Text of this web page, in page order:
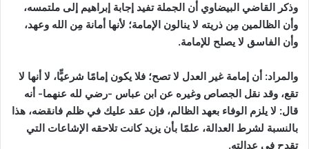
وذكر القاضي البيضاوي أن الجملة تفيد إجابة إبراهيم إلى ملتمسه،
وأن الظالمين مِن ذريته لا ينالون الإمامة؛ لأنها أمانة مِن الله وعهد،
وأن الفاسق لا يصلح للإمامة.
والمراد: أن إمامة غير العدل لا تصح؛ فلا يكون إمامًا شرعيٍّا، لا أنها لا
تقع، وقد نقل الجصاص وغيره عن ابن عباس -رضي لله عنهما- أنه
قال: لا يلزم الوفاء بعهد الظالم، فإن عقد عليك في ظلم فانقضه، هذا
بالنسبة لشرط العدالة، علمًا بأن يزيد كانت تلاحقه الإشاعات التي
تقدح في عدالته.